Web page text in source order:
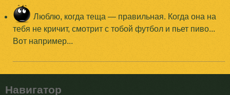
Люблю, когда теща — правильная. Когда она на
тебя не кричит, смотрит с тобой футбол и пьет пиво...
Вот например...
Навигатор